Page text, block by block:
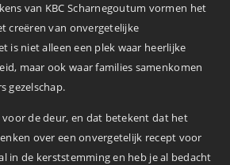
van KBC Scharnegoutum vormen het
creëren van onvergetelijke
is niet alleen een plek waar heerlijke
maar ook waar families samenkomen
gezelschap.
de deur, en dat betekent dat het
over een onvergetelijk recept voor
in de kerststemming en heb je al bedacht